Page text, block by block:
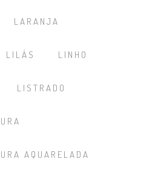
LARANJA
LILÁS LINHO
LISTRADO
AQUARELADA